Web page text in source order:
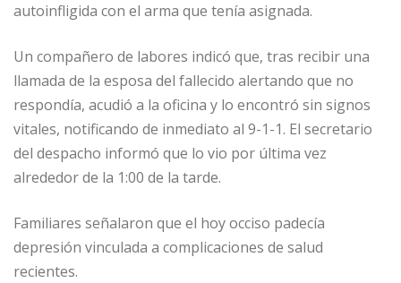
autoinfligida con el arma que tenía asignada.
Un compañero de labores indicó que, tras recibir una
llamada de la esposa del fallecido alertando que no
respondía, acudió a la oficina y lo encontró sin signos
vitales, notificando de inmediato al 9-1-1. El secretario
del despacho informó que lo vio por última vez
alrededor de la 1:00 de la tarde.
Familiares señalaron que el hoy occiso padecía
depresión vinculada a complicaciones de salud
recientes.